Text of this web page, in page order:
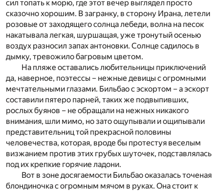
сил топать к морю, где этот вечер выглядел просто
сказочно хорошим. В загранку, в сторону Ирана, летели
розовые от заходящего солнца лебеди, волна на песок
накатывала легкая, шуршащая, уже тронутый осенью
воздух разносил запах антоновки. Солнце садилось в
дымку, тревожило багровым цветом.
На пляже оставались любительницы приключений
да, наверное, поэтессы – нежные девицы с огромными
мечтательными глазами. Бильбао с эскортом – а эскорт
составили пятеро парней, таких же подвыпивших,
рослых буянов – не обращали на нежных никакого
внимания, шли мимо, но зато ощупывали и ощипывали
представительниц той прекрасной половины
человечества, которая, вроде бы протестуя веселым
визжанием против этих грубых шуточек, подставлялась
под их крепкие горячие ладони.
Вот в зоне досягаемости Бильбао оказалась точеная
блондиночка с огромным мячом в руках. Она стоит к